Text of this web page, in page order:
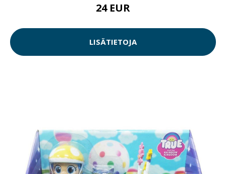
24 EUR
LISÄTIETOJA